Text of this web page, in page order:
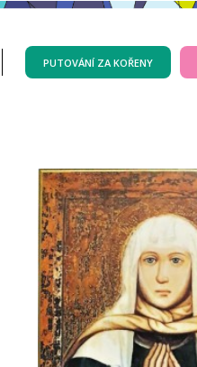
PUTOVÁNÍ ZA KOŘENY